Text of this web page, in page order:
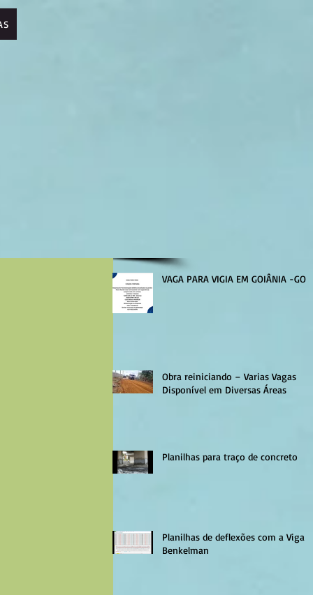
VAGA PARA VIGIA EM GOIÂNIA -GO
Obra reiniciando – Varias Vagas
Disponível em Diversas Áreas
Planilhas para traço de concreto
Planilhas de deflexões com a Viga
Benkelman